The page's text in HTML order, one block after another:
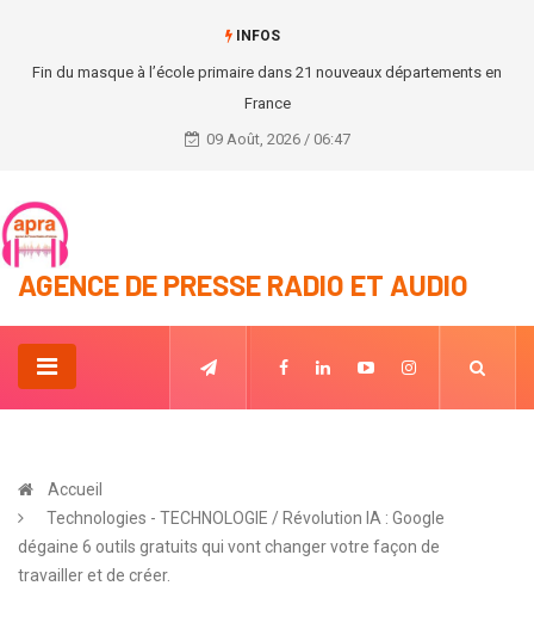
INFOS
Fin du masque à l’école primaire dans 21 nouveaux départements en
France
09 Août, 2026 / 06:47
AGENCE DE PRESSE RADIO ET AUDIO
Accueil
Technologies - TECHNOLOGIE / Révolution IA : Google
dégaine 6 outils gratuits qui vont changer votre façon de
travailler et de créer.